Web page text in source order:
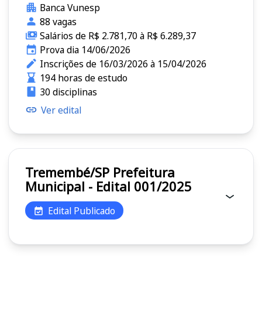
Banca Vunesp
88 vagas
Salários de R$ 2.781,70 à R$ 6.289,37
Prova dia 14/06/2026
Inscrições de 16/03/2026 à 15/04/2026
194 horas de estudo
30 disciplinas
Ver edital
Tremembé/SP Prefeitura
Municipal - Edital 001/2025
Edital Publicado